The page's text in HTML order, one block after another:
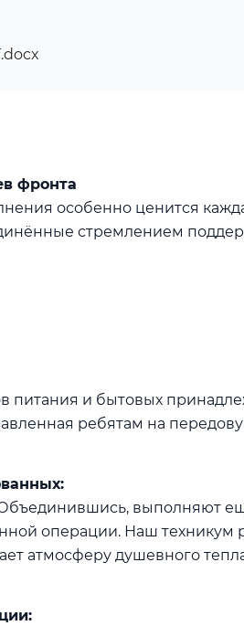
фронта
особенно ценится
стремлением
питания и бытовых
ребятам на
выполняют
операции. Наш техникум
атмосферу душевного